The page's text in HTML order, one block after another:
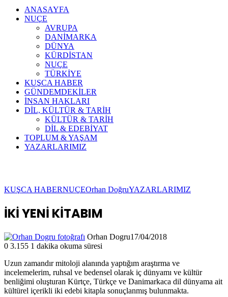
ANASAYFA
NUÇE
AVRUPA
DANİMARKA
DÜNYA
KÜRDİSTAN
NUÇE
TÜRKİYE
KUŞCA HABER
GÜNDEMDEKİLER
İNSAN HAKLARI
DİL, KÜLTÜR & TARİH
KÜLTÜR & TARİH
DİL & EDEBİYAT
TOPLUM & YAŞAM
YAZARLARIMIZ
KUŞCA HABERNUÇEOrhan DoğruYAZARLARIMIZ
İKİ YENİ KİTABIM
Orhan Dogru17/04/2018
0 3.155 1 dakika okuma süresi
Uzun zamandır mitoloji alanında yaptığım araştırma ve
incelemelerim, ruhsal ve bedensel olarak iç dünyamı ve kültür
benliğimi oluşturan Kürtçe, Türkçe ve Danimarkaca dil dünyama ait
kültürel içerikli iki edebi kitapla sonuçlanmış bulunmakta.